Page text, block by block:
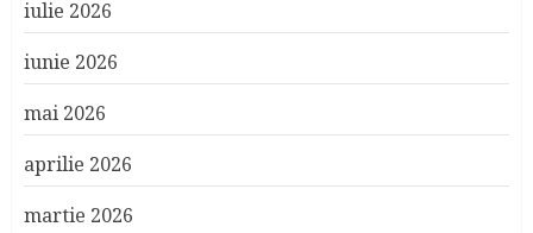
iulie 2026
iunie 2026
mai 2026
aprilie 2026
martie 2026